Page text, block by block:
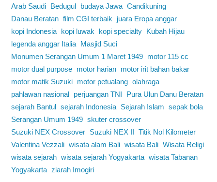
Arab Saudi
Bedugul budaya Jawa Candikuning
Danau Beratan film CGI terbaik
juara Eropa anggar
kopi Indonesia
kopi luwak kopi specialty
Kubah Hijau
legenda anggar Italia
Masjid Suci
Monumen Serangan Umum 1 Maret 1949
motor 115 cc
motor dual purpose
motor harian
motor irit bahan bakar
motor matik Suzuki
motor petualang olahraga
pahlawan nasional
perjuangan TNI
Pura Ulun Danu Beratan
sejarah Bantul sejarah Indonesia Sejarah Islam sepak bola
Serangan Umum 1949 skuter crossover
Suzuki NEX Crossover
Suzuki NEX II Titik Nol Kilometer
Valentina Vezzali wisata alam Bali wisata Bali Wisata Religi
wisata sejarah wisata sejarah Yogyakarta wisata Tabanan
Yogyakarta ziarah Imogiri